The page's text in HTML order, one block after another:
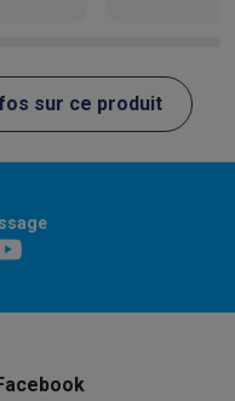
sur ce produit